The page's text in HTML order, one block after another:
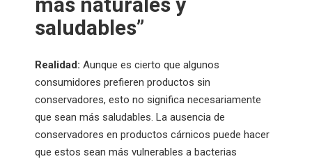
saludables”
Realidad: Aunque es cierto que algunos
consumidores prefieren productos sin
conservadores, esto no significa necesariamente
que sean más saludables. La ausencia de
conservadores en productos cárnicos puede hacer
que estos sean más vulnerables a bacterias